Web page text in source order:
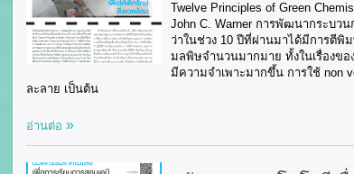
Twelve Principles of Green
John C. Warner การพัฒนากระบว
ว่าในช่วง 10 ปีที่ผ่านมาได้มีการตีพิ
มลพิษจำนวนมากมาย ทั้งในเรื่องขอ
มีความจำเพาะมากขึ้น การใช้ non
ละลาย เป็นต้น
อ่านต่อ